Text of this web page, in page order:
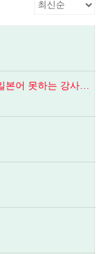
일본유학 준비 및 학원 선택 시 주의 사항, 일본어 못하는 강사에게 수업듣지 마세요.